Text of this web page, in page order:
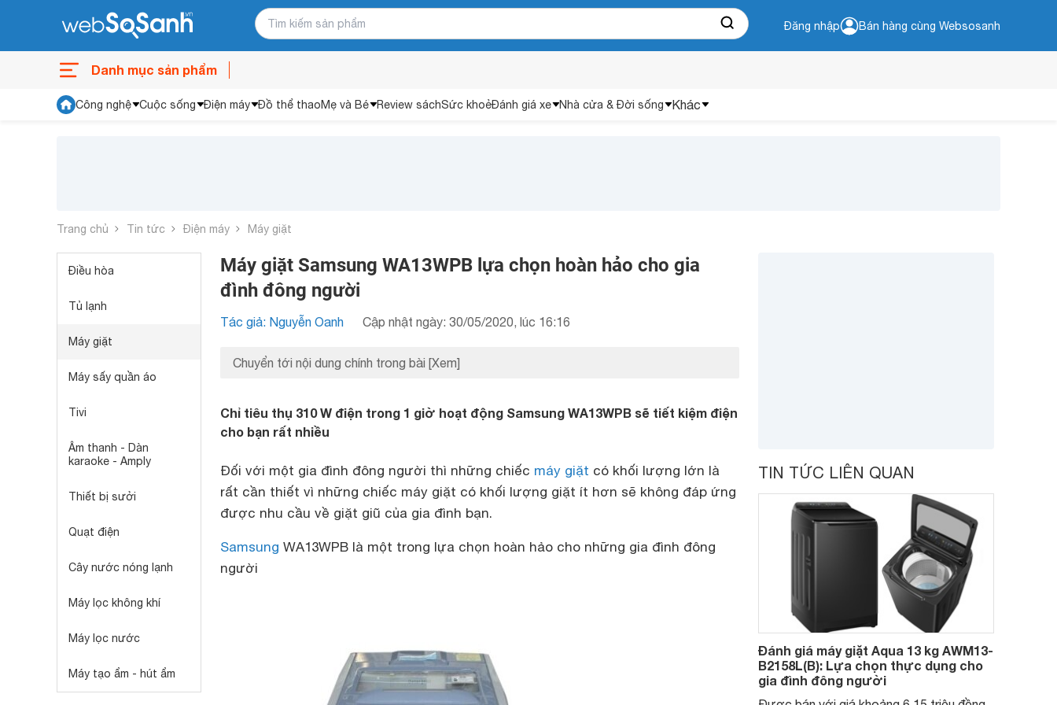
Đăng nhập Bán hàng cùng Websosanh
Danh mục sản phẩm
Công nghệ Cuộc sống Điện máy Đồ thể thaoMẹ và Bé Review sáchSức khoẻĐánh giá xe Nhà cửa & Đời sống Khác
Trang chủ Tin tức Điện máy Máy giặt
Điều hòa
Tủ lạnh
Máy giặt
Máy sấy quần áo
Tivi
Âm thanh - Dàn
karaoke - Amply
Thiết bị sưởi
Quạt điện
Cây nước nóng lạnh
Máy lọc không khí
Máy lọc nước
Máy tạo ẩm - hút ẩm
Máy giặt Samsung WA13WPB lựa chọn hoàn hảo cho gia
đình đông người
Tác giả: Nguyễn Oanh Cập nhật ngày: 30/05/2020, lúc 16:16
Chuyển tới nội dung chính trong bài [Xem]
Chỉ tiêu thụ 310 W điện trong 1 giờ hoạt động Samsung WA13WPB sẽ tiết kiệm điện
cho bạn rất nhiều
Đối với một gia đình đông người thì những chiếc máy giặt có khối lượng lớn là
rất cần thiết vì những chiếc máy giặt có khối lượng giặt ít hơn sẽ không đáp ứng
được nhu cầu về giặt giũ của gia đình bạn.
Samsung WA13WPB là một trong lựa chọn hoàn hảo cho những gia đình đông
người
TIN TỨC LIÊN QUAN
Đánh giá máy giặt Aqua 13 kg AWM13-
B2158L(B): Lựa chọn thực dụng cho
gia đình đông người